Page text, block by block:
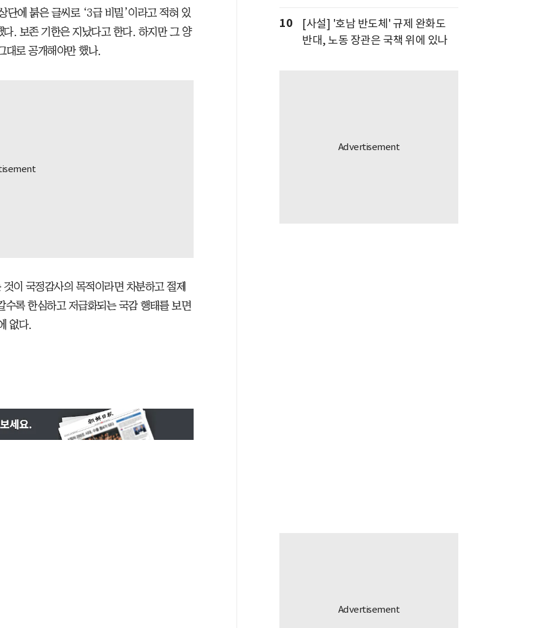
단에 붉은 글씨로 ‘3급 비밀’이라고 적혀 있
. 보존 기한은 지났다고 한다. 하지만 그 양
대로 공개해야만 했나.
이 국정감사의 목적이라면 차분하고 절제
록 한심하고 저급화되는 국감 행태를 보면
없다.
10
[사설] '호남 반도체' 규제 완화도
반대, 노동 장관은 국책 위에 있나